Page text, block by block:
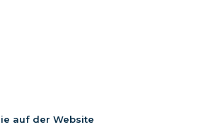
auf der Website